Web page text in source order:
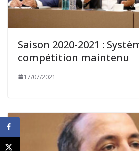
Saison 2020-2021 :
compétition maintenu
17/07/2021